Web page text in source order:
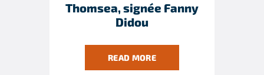
Thomsea, signée Fanny
Didou
READ MORE